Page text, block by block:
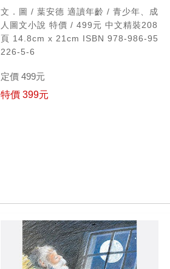
文．圖 / 葉安德 適讀年齡 / 青少年、成
人圖文小說 特價 / 499元 中文精裝208
頁 14.8cm x 21cm ISBN 978-986-95
226-5-6
定價 499元
特價 399元